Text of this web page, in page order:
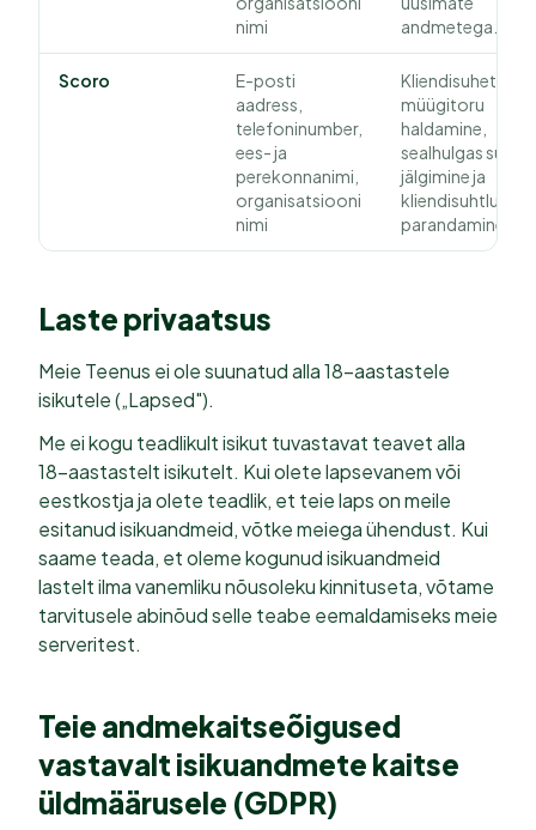
nimi
andmetega.
Scoro
E-posti
aadress,
telefoninumber,
ees- ja
perekonnanimi,
organisatsiooni
nimi
Kliendisuhete ja
müügitoru
haldamine,
sealhulgas
jälgimine ja
kliendisuhtluse
parandamine.
Laste privaatsus
Meie Teenus ei ole suunatud alla 18-aastastele
isikutele („Lapsed").
Me ei kogu teadlikult isikut tuvastavat teavet alla
18-aastastelt isikutelt. Kui olete lapsevanem või
eestkostja ja olete teadlik, et teie laps on meile
esitanud isikuandmeid, võtke meiega ühendust. Kui
saame teada, et oleme kogunud isikuandmeid
lastelt ilma vanemliku nõusoleku kinnituseta, võtame
tarvitusele abinõud selle teabe eemaldamiseks meie
serveritest.
Teie andmekaitseõigused
vastavalt isikuandmete kaitse
üldmäärusele (GDPR)